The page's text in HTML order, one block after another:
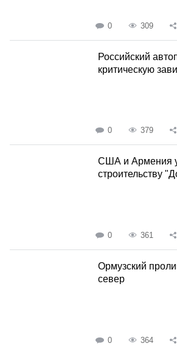
0 309
Российский
критическую
0 379
США и Армения
строительству
0 361
Ормузский
север
0 364